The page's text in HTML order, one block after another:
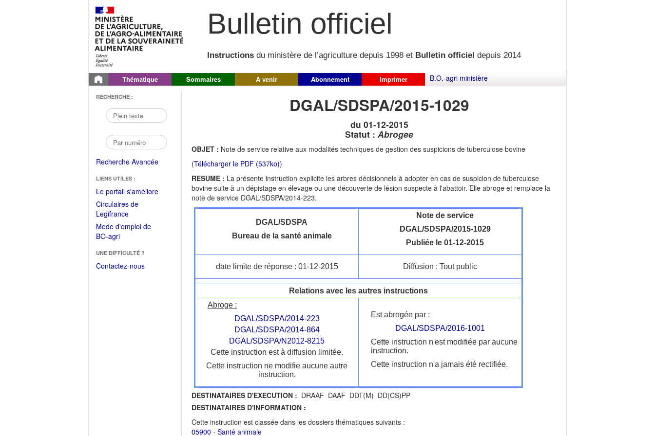
Bulletin officiel
Instructions du ministère de l’agriculture depuis 1998 et Bulletin officiel depuis 2014
Thématique Sommaires A venir Abonnement Imprimer B.O.-agri ministère
RECHERCHE :
Recherche Avancée
LIENS UTILES :
Le portail s'améliore(Fichier
Circulaires de
Legifrance(Ouvrir
dans
une
fenêtre)
Mode d'emploi de
BO-agri(Ouvrir
une
nouvelle
UNE DIFFICULTÉ ?
Contactez-nous
DGAL/SDSPA/2015-1029
du 01-12-2015
Statut : Abrogee
OBJET : Note de service relative aux modalités techniques de gestion des suspicions de tuberculose bovine
(Télécharger le PDF (537ko))
RESUME : La présente instruction explicite les arbres décisionnels à adopter en cas de suspicion de tuberculose
bovine suite à un dépistage en élevage ou une découverte de lésion suspecte à l'abattoir. Elle abroge et remplace la
note de service DGAL/SDSPA/2014-223.
DGAL/SDSPA
Bureau de la santé animale
Note de service
DGAL/SDSPA/2015-1029
Publiée le 01-12-2015
date limite de réponse : 01-12-2015 Diffusion : Tout public
Relations avec les autres instructions
Abroge :
DGAL/SDSPA/2014-223
DGAL/SDSPA/2014-864
DGAL/SDSPA/N2012-8215
Cette instruction est à diffusion limitée.
Cette instruction ne modifie aucune autre
instruction.
Est abrogée par :
DGAL/SDSPA/2016-1001
Cette instruction n'est modifiée par aucune
instruction.
Cette instruction n'a jamais été rectifiée.
DESTINATAIRES D'EXECUTION : DRAAF DAAF DDT(M) DD(CS)PP
DESTINATAIRES D'INFORMATION :
Cette instruction est classée dans les dossiers thématiques suivants :
05900 - Santé animale